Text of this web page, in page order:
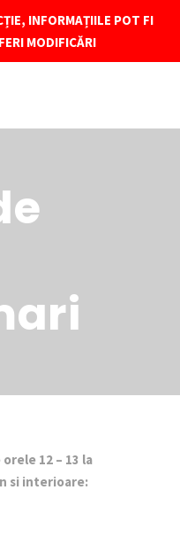
INFORMAȚIILE POT FI
MODIFICĂRI
12 – 13 la
si interioare:
Cronice "Sf. Luca"